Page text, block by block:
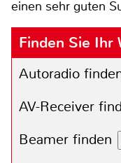
einen sehr guten
Finden Sie Ihr
Autoradio
AV-Receiver
Beamer finden